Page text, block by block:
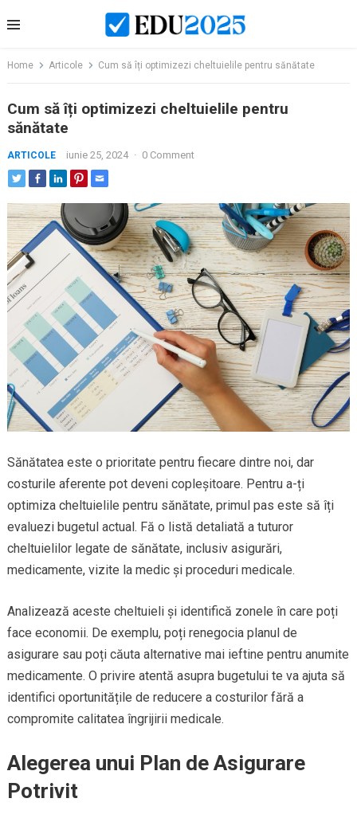
to
Home Articole Cum să îți optimizezi cheltuielile pentru sănătate
Cum să îți optimizezi cheltuielile pentru
sănătate
ARTICOLE iunie 25, 2024 · 0 Comment
Sănătatea este o prioritate pentru fiecare dintre noi, dar
costurile aferente pot deveni copleșitoare. Pentru a-ți
optimiza cheltuielile pentru sănătate, primul pas este să îți
evaluezi bugetul actual. Fă o listă detaliată a tuturor
cheltuielilor legate de sănătate, inclusiv asigurări,
medicamente, vizite la medic și proceduri medicale.
Analizează aceste cheltuieli și identifică zonele în care poți
face economii. De exemplu, poți renegocia planul de
asigurare sau poți căuta alternative mai ieftine pentru anumite
medicamente. O privire atentă asupra bugetului te va ajuta să
identifici oportunitățile de reducere a costurilor fără a
compromite calitatea îngrijirii medicale.
Alegerea unui Plan de Asigurare
Potrivit